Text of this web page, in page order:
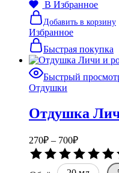
Маракуйя
В Избранное
Добавить в корзину
Избранное
Быстрая покупка
Быстрый
Отдушки
Отдушка
270₽ – 700₽Диапазон
цен:
270₽